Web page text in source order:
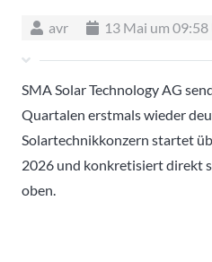
avr 13 Mai um
SMA Solar Technology AG
Quartalen erstmals wieder
Solartechnikkonzern startet
2026 und konkretisiert direkt
oben.